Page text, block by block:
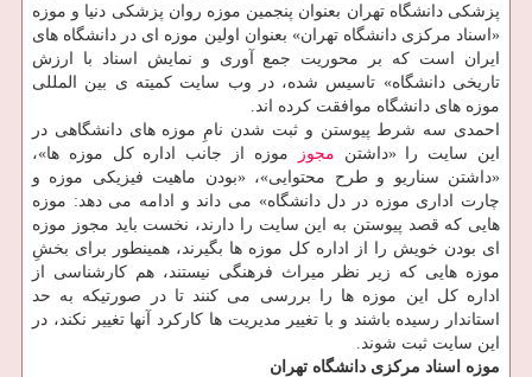
پزشكی دانشگاه تهران بعنوان پنجمین موزه روان پزشكی دنیا و موزه
«اسناد مركزی دانشگاه تهران» بعنوان اولین موزه ای در دانشگاه های
ایران است كه بر محوریت جمع آوری و نمایش اسناد با ارزش
تاریخی دانشگاه» تاسیس شده، در وب سایت كمیته ی بین المللی
موزه های دانشگاه موافقت كرده اند.
احمدی سه شرط پیوستن و ثبت شدن نامِ موزه های دانشگاهی در
این سایت را «داشتن مجوز
موزه از جانب اداره كل موزه ها»،
«داشتن سناریو و طرح محتوایی»، «بودن ماهیت فیزیكی موزه و
چارت اداری موزه در دل دانشگاه» می داند و ادامه می دهد: موزه
هایی كه قصد پیوستن به این سایت را دارند، نخست باید مجوز موزه
ای بودن خویش را از اداره كل موزه ها بگیرند، همینطور برای بخشِ
موزه هایی كه زیر نظر میراث فرهنگی نیستند، هم كارشناسی از
اداره كل این موزه ها را بررسی می كنند تا در صورتیكه به حد
استاندار رسیده باشند و با تغییر مدیریت ها كاركرد آنها تغییر نكند، در
این سایت ثبت شوند.
موزه اسناد مركزی دانشگاه تهران